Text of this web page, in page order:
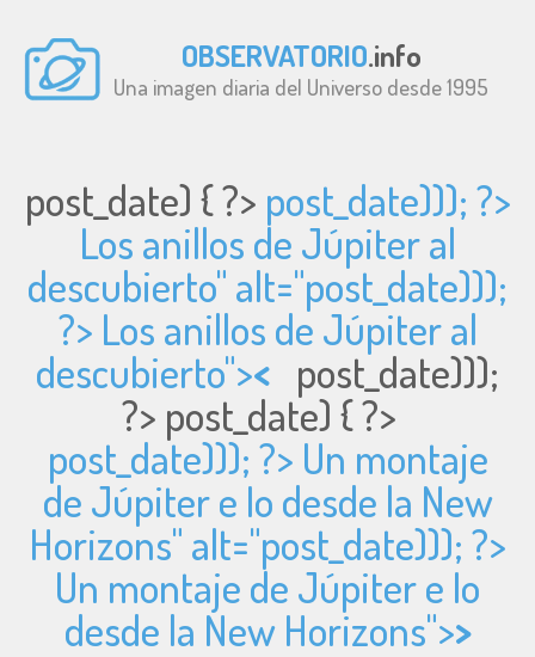
OBSERVATORIO.info
Una imagen diaria del Universo desde 1995
post_date) { ?> post_date))); ?>
Los anillos de Júpiter al
descubierto" alt="post_date)));
?> Los anillos de Júpiter al
descubierto">< post_date)));
?> post_date) { ?>
post_date))); ?> Un montaje
de Júpiter e Io desde la New
Horizons" alt="post_date))); ?>
Un montaje de Júpiter e Io
desde la New Horizons">>